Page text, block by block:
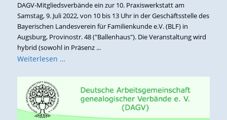
DAGV-Mitgliedsverbände ein zur 10. Praxiswerkstatt am
Samstag, 9. Juli 2022, von 10 bis 13 Uhr in der Geschäftsstelle des
Bayerischen Landesverein für Familienkunde e.V. (BLF) in
Augsburg, Provinostr. 48 ("Ballenhaus"). Die Veranstaltung wird
hybrid (sowohl in Präsenz ...
Weiterlesen …